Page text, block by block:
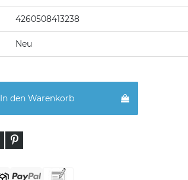
4260508413238
Neu
In den Warenkorb